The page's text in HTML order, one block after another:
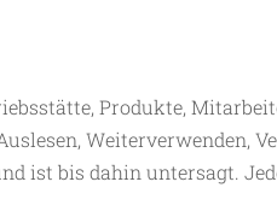
Produkte,
Weiterverwenden,
ist bis dahin untersagt.